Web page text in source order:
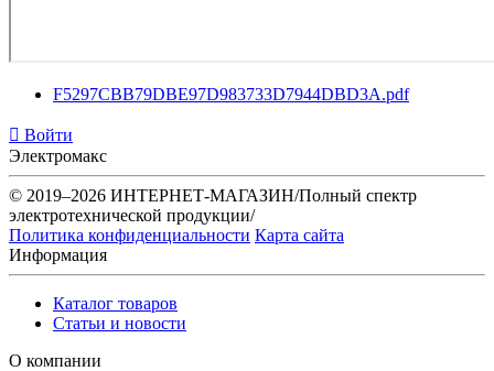
F5297CBB79DBE97D983733D7944DBD3A.pdf
Войти
Электромакс
© 2019–2026 ИНТЕРНЕТ-МАГАЗИН/Полный спектр
электротехнической продукции/
Политика конфиденциальности Карта сайта
Информация
Каталог товаров
Статьи и новости
О компании